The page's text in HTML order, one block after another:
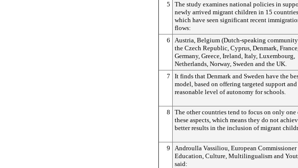
5
The study examines national policies in
newly arrived migrant children in 15 countries
which have seen significant recent
flows:
6
Austria, Belgium (Dutch-speaking
the Czech Republic, Cyprus, Denmark,
Germany, Greece, Ireland, Italy, Luxembourg,
Netherlands, Norway, Sweden and the UK.
7
It finds that Denmark and Sweden have the
model, based on offering targeted support and
reasonable level of autonomy for schools.
8
The other countries tend to focus on only one
these aspects, which means they do not
better results in the inclusion of migrant
9
Androulla Vassiliou, European Commissioner
Education, Culture, Multilingualism and
said: